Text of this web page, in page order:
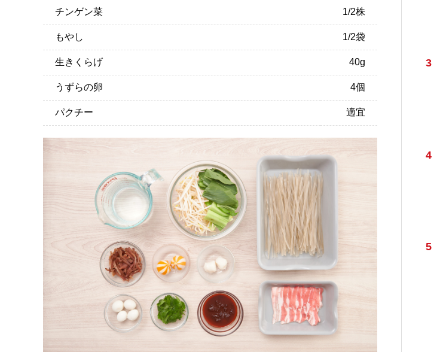
チンゲン菜 1/2株
もやし 1/2袋
生きくらげ 40g
うずらの卵 4個
パクチー 適宜
3
4
5